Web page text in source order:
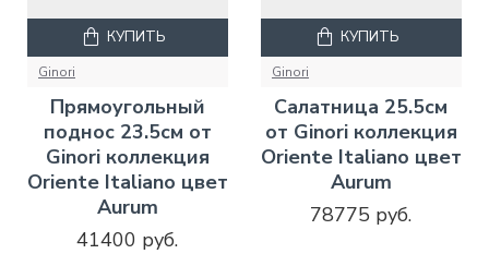
Ginori
Прямоугольный
поднос 23.5см от
Ginori коллекция
Oriente Italiano цвет
Aurum
41400 руб.
КУПИТЬ
Ginori
Салатница 25.5см
от Ginori коллекция
Oriente Italiano цвет
Aurum
78775 руб.
КУПИТЬ